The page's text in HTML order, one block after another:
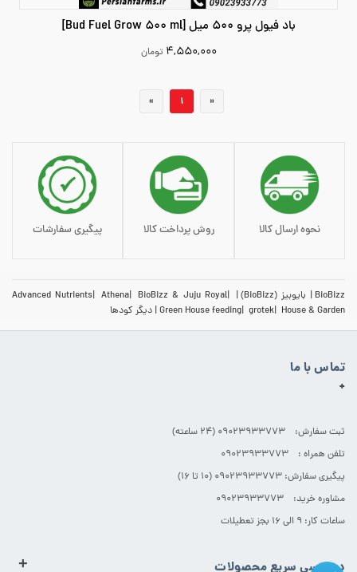
باد فیول پرو 500 میل [Bud Fuel Grow 500 ml]
۴,۵۵۰,۰۰۰ تومان
افزودن به سبد خرید
«
1
»
نحوه ارسال کالا روش پرداخت کالا پیگیری سفارشات
BioBizz بایوبیز (BioBizz) Advanced Nutrients Athena
BioBizz & Juju Royal
Green House feeding grotek House & Garden دیگر کودها
تماس با ما
+
ثبت سفارش: 09023933773 (۲۴ ساعته)
تلفن همراه : 09023933773
پیگیری سفارش: 09023933773 (۱۰ تا ۱۶)
مشاوره خرید: 09023933773
ساعات کار: ۹ الی ۱۶ بجز تعطیلات
دسترسی سریع محصولات +